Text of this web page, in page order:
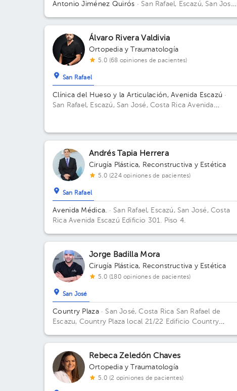
Antonio Jiménez Quirós · San Rafael, Escazú, San José,
Escazú, San José; Torre 2, piso 3, consultorio 318.
Edificio Torre 2. Piso 3. Consultorio 318.
Álvaro Rivera Valdivia
Ortopedia y Traumatología
5.0 (68 opiniones de pacientes)
San Rafael
Clínica del Hueso y la Articulación, Avenida Escazú ·
San Rafael, Escazú, San José, Costa RicaAvenida
Andrés Tapia Herrera
Cirugía Plástica, Reconstructiva y Estética
5.0 (224 opiniones de pacientes)
San Rafael
Avenida Médica. · San Rafael, Escazú, San José, Costa
Rica Avenida Escazú Edificio 301. Piso 4.
Jorge Badilla Mora
Cirugía Plástica, Reconstructiva y Estética
5.0 (180 opiniones de pacientes)
San José
Country Plaza· San José, Costa Rica San Rafael de
Escazu, Country Plaza local 21/22 Edificio Country
Rebeca Zeledón Chaves
Ortopedia y Traumatología
5.0 (2 opiniones de pacientes)